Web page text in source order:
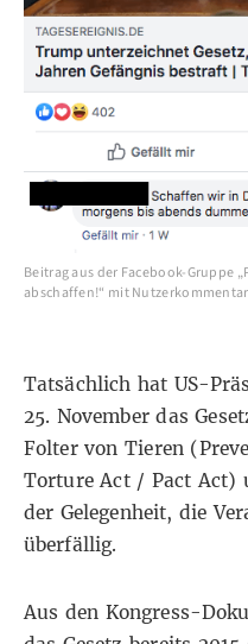
Beitrag aus der Facebook-Gruppe
abschaffen!“ mit Nutzerkommentar
Tatsächlich hat US-
25. Novemberdas
Folter von Tieren
Torture Act / Pact Act)
der Gelegenheit, die
überfällig.
Aus den Kongress-